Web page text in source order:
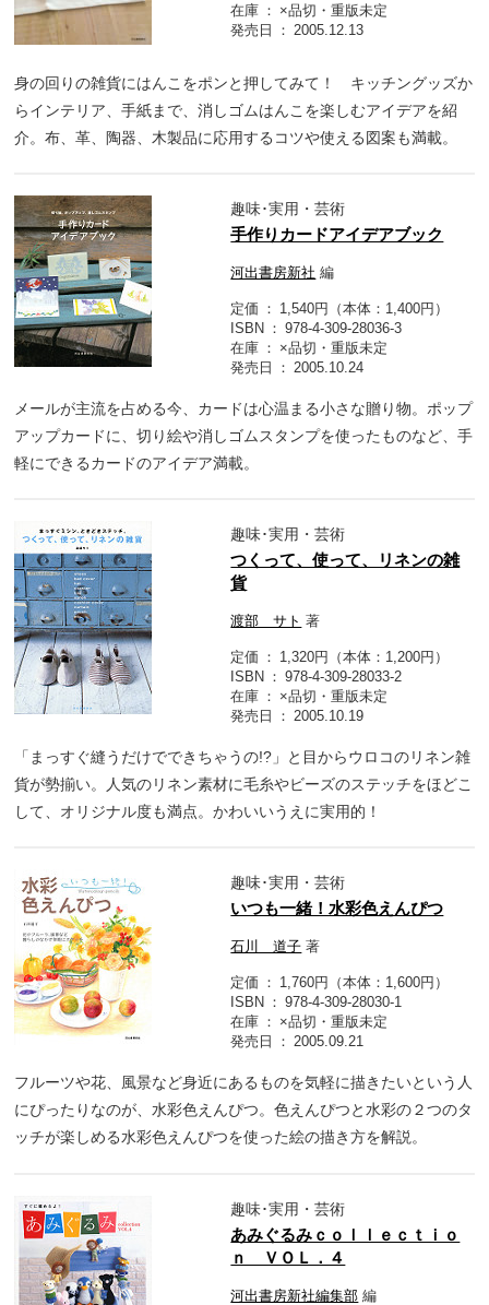
在庫
×品切・重版未定
発売日
2005.12.13
身の回りの雑貨にはんこをポンと押してみて！ キッチングッズか
らインテリア、手紙まで、消しゴムはんこを楽しむアイデアを紹
介。布、革、陶器、木製品に応用するコツや使える図案も満載。
趣味･実用・芸術
手作りカードアイデアブック
河出書房新社 編
定価
1,540円（本体：1,400円）
ISBN
978-4-309-28036-3
在庫
×品切・重版未定
発売日
2005.10.24
メールが主流を占める今、カードは心温まる小さな贈り物。ポップ
アップカードに、切り絵や消しゴムスタンプを使ったものなど、手
軽にできるカードのアイデア満載。
趣味･実用・芸術
つくって、使って、リネンの雑
貨
渡部 サト 著
定価
1,320円（本体：1,200円）
ISBN
978-4-309-28033-2
在庫
×品切・重版未定
発売日
2005.10.19
「まっすぐ縫うだけでできちゃうの!?」と目からウロコのリネン雑
貨が勢揃い。人気のリネン素材に毛糸やビーズのステッチをほどこ
して、オリジナル度も満点。かわいいうえに実用的！
趣味･実用・芸術
いつも一緒！水彩色えんぴつ
石川 道子 著
定価
1,760円（本体：1,600円）
ISBN
978-4-309-28030-1
在庫
×品切・重版未定
発売日
2005.09.21
フルーツや花、風景など身近にあるものを気軽に描きたいという人
にぴったりなのが、水彩色えんぴつ。色えんぴつと水彩の２つのタ
ッチが楽しめる水彩色えんぴつを使った絵の描き方を解説。
趣味･実用・芸術
あみぐるみｃｏｌｌｅｃｔｉｏ
ｎ ＶＯＬ．４
河出書房新社編集部 編